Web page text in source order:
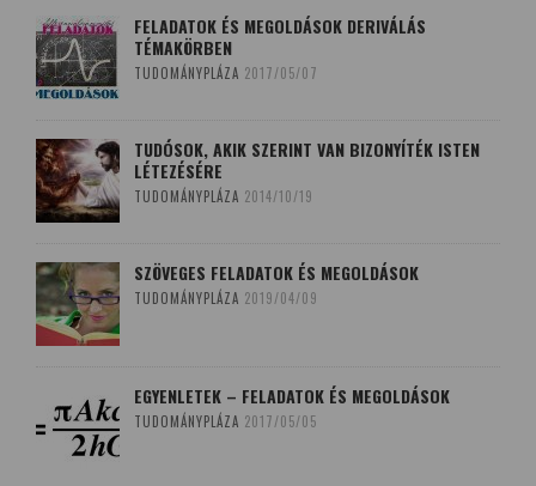
FELADATOK ÉS MEGOLDÁSOK DERIVÁLÁS
TÉMAKÖRBEN
TUDOMÁNYPLÁZA 2017/05/07
TUDÓSOK, AKIK SZERINT VAN BIZONYÍTÉK ISTEN
LÉTEZÉSÉRE
TUDOMÁNYPLÁZA 2014/10/19
SZÖVEGES FELADATOK ÉS MEGOLDÁSOK
TUDOMÁNYPLÁZA 2019/04/09
EGYENLETEK – FELADATOK ÉS MEGOLDÁSOK
TUDOMÁNYPLÁZA 2017/05/05